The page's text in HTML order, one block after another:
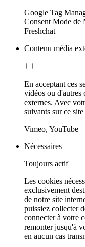
Google Tag
Consent Mode de
Freshchat
Contenu média
En acceptant ces
vidéos ou d'autres
externes. Avec
suivants sur ce
Vimeo, YouTube
Nécessaires
Toujours actif
Les cookies
exclusivement
de notre site
puissiez collecter
connecter à votre
remonter jusqu'à
en aucun cas